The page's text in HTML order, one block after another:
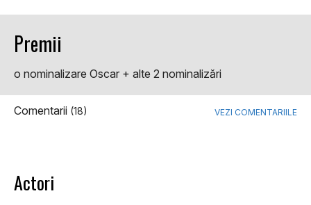
Premii
o nominalizare Oscar + alte 2 nominalizări
Comentarii (18) VEZI COMENTARIILE
Actori